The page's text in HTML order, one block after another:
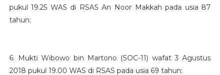
pukul 19.25 WAS di RSAS An Noor Makkah pada usia 87
tahun;
6. Mukti Wibowo bin Martono (SOC-11) wafat 3 Agustus
2018 pukul 19.00 WAS di RSAS pada usia 69 tahun;